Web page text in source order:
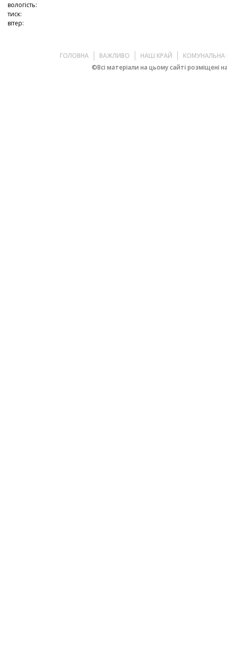
вологість:
тиск:
вітер:
ГОЛОВНА ВАЖЛИВО НАШ КРАЙ
КОМУНАЛЬНА
©Всі матеріали на цьому сайті розміщені